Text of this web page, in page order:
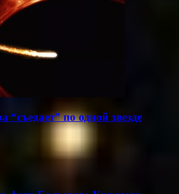
“съедает” по одной звезде